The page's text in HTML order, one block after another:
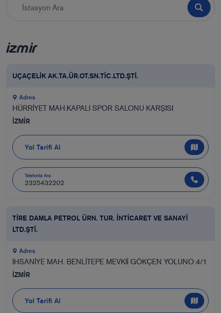
İZMİR
UÇAÇELİK AK.TA.ÜR.OT.SN.TİC.LTD.ŞTİ.
Adres
HÜRRİYET MAH.KAPALI SPOR SALONU KARŞISI
İZMİR
Yol Tarifi Al
Telefonla Ara
2325432202
TİRE DAMLA PETROL ÜRN. TUR. İNTİCARET VE SANAYİ
LTD.ŞTİ.
Adres
IHSANİYE MAH. BENLİTEPE MEVKİİ GÖKÇEN YOLUNO:4/1
İZMİR
Yol Tarifi Al